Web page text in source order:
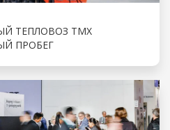
ТЕПЛОВОЗ ТМХ
ПРОБЕГ